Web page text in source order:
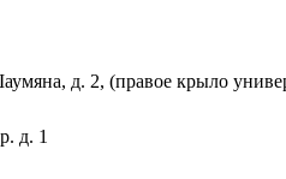
д. 2, (правое крыло
д. 1